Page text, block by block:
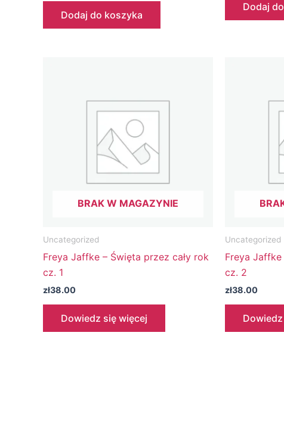
Dodaj do koszyka
Dodaj
BRAK W MAGAZYNIE
Uncategorized
Freya Jaffke – Święta przez cały rok
cz. 1
zł38.00
Dowiedz się więcej
Uncategorized
Freya
cz. 2
zł38.00